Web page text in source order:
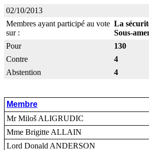
02/10/2013
Membres ayant participé au vote
sur :
La
Sous-
Pour
130
Contre
4
Abstention
4
Membre
Mr Miloš ALIGRUDIC
Mme Brigitte ALLAIN
Lord Donald ANDERSON